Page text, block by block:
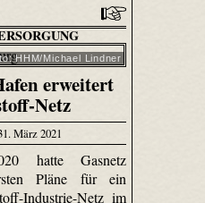
HHM/Michael Lindner
erweitert
Netz
März 2021
hatte Gasnetz
Pläne für ein
Industrie-Netz im